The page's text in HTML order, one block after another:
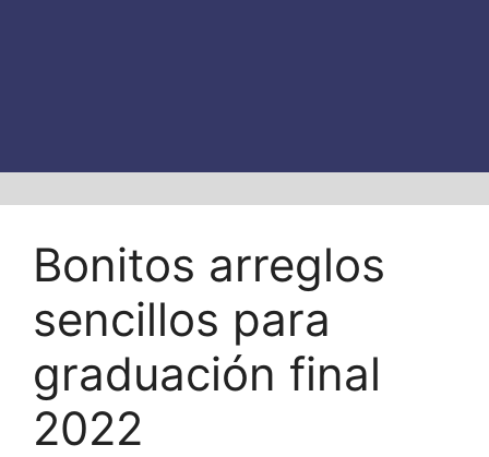
Bonitos arreglos
sencillos para
graduación final
2022